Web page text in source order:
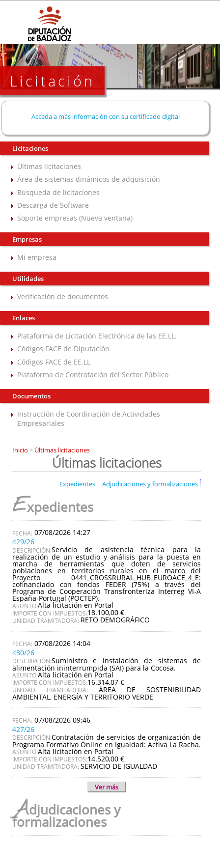
Licitación
Acceda a más información con su certificado digital
Licitaciones
Últimas licitaciones
Área de sistemas dinámicos de adquisición
Búsqueda de licitaciones
Descarga de Software
Soporte empresas (Nueva ventana)
Empresas
Mi empresa
Utilidades
Verificación de documentos
Enlaces
Plataforma de Licitación Electrónica de las EE.LL.
Códigos FACE de Diputación
Códigos FACE de EE.LL
Plataforma de Contratación del Sector Público
Documentos
Instrucción de Coordinación de Actividades
Empresariales
Inicio > Últimas licitaciones
Últimas licitaciones
Expedientes Adjudicaciones y formalizaciones
Expedientes
07/08/2026 14:27
429/26
DESCRIPCIÓN:Servicio de asistencia técnica para la
realización de un estudio y análisis para la puesta en
marcha de herramientas que doten de servicios
poblaciones en territorios rurales en el marco del
Proyecto 0441_CROSSRURAL_HUB_EUROACE_4_E:
cofinanciado con fondos FEDER (75%) a través del
Programa de Cooperación Transfronteriza Interreg VI-A
España-Portugal (POCTEP).
ASUNTO:Alta licitación en Portal
IMPORTE CON IMPUESTOS:18.100,00 €
UNIDAD TRAMITADORA: RETO DEMOGRÁFICO
07/08/2026 14:04
430/26
DESCRIPCIÓN:Suministro e instalación de sistemas de
alimentación ininterrumpida (SAI) para la Cocosa.
ASUNTO:Alta licitación en Portal
IMPORTE CON IMPUESTOS:16.314,07 €
UNIDAD TRAMITADORA: ÁREA DE SOSTENIBILIDAD
AMBIENTAL, ENERGÍA Y TERRITORIO VERDE
07/08/2026 09:46
427/26
DESCRIPCIÓN:Contratación de servicios de organización de
Programa Formativo Online en Igualdad: Activa La Racha.
ASUNTO:Alta licitación en Portal
IMPORTE CON IMPUESTOS:14.520,00 €
UNIDAD TRAMITADORA: SERVICIO DE IGUALDAD
Ver más
Adjudicaciones y
formalizaciones